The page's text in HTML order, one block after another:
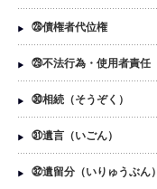
㉘債権者代位権
㉙不法行為・使用者責任
㉚相続（そうぞく）
㉛遺言（いごん）
㉜遺留分（いりゅうぶん）